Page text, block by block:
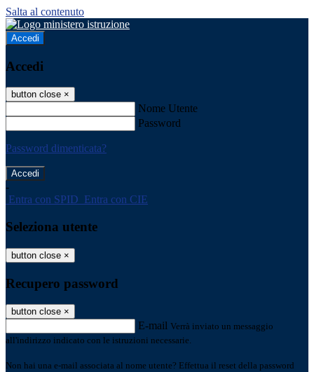
Salta al contenuto
Accedi
Accedi
button close ×
Nome Utente
Password
Password dimenticata?
-
Entra con SPID Entra con CIE
Seleziona utente
button close ×
Recupero password
button close ×
E-mail Verrà inviato un messaggio
all'indirizzo indicato con le istruzioni necessarie.
Non hai una e-mail associata al nome utente? Effettua il reset della password